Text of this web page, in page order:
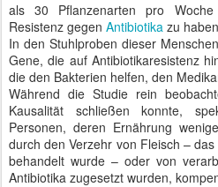
als 30 Pflanzenarten pro
Resistenz gegen Antibiotika zu
In den Stuhlproben dieser
Gene, die auf Antibiotikaresistenz
die den Bakterien helfen, den
Während die Studie rein
Kausalität schließen konnte,
Personen, deren Ernährung
durch den Verzehr von Fleisch –
behandelt wurde – oder von
Antibiotika zugesetzt wurden,